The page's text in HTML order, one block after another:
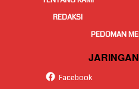
REDAKSI
PEDOMAN
Facebook